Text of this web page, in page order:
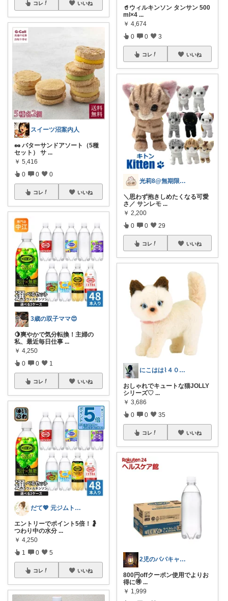
コレ いいね
スイーツ沼案内人
🥜 バターサンドアソート（5種
セット） サ ...
￥ 5,416
0 0 0
コレ いいね
3歳の双子ママ😍
🍋爽やかで気分転換！主婦の
私、最近毎日仕事 ...
￥ 4,250
0 0 1
コレ いいね
だて💖 元ジムトレーナーママ子育て美容
エントリーでポイント5倍！🤰
つわり中の水分 ...
￥ 4,250
1 0 5
コレ いいね
🥤ウィルキンソン タンサン 500
ml×4 ...
￥ 4,674
0 0 3
コレ いいね
光莉8@無期限休止中。
＼思わず抱きしめたくなる可愛
さ／ サンレモ ...
￥ 2,200
0 0 29
コレ いいね
にこはは⌇４０代心地いい暮らし
おしゃれでキュートな猫JOLLY
シリーズ♡ ...
￥ 3,686
0 0 35
コレ いいね
2児のパパキャンパー
800円offクーポン使用でよりお
得に🉐 ...
￥ 1,999